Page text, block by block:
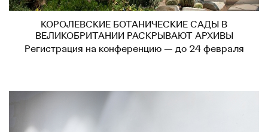
КОРОЛЕВСКИЕ БОТАНИЧЕСКИЕ САДЫ В
ВЕЛИКОБРИТАНИИ РАСКРЫВАЮТ АРХИВЫ
Регистрация на конференцию — до 24 февраля